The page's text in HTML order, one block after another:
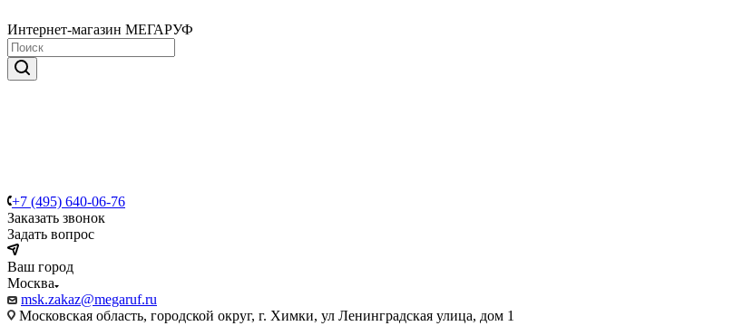
Интернет-магазин МЕГАРУФ
+7 (495) 640-06-76
Заказать звонок
Задать вопрос
Ваш город
Москва
msk.zakaz@megaruf.ru
Московская область, городской округ, г. Химки, ул Ленинградская улица, дом 1